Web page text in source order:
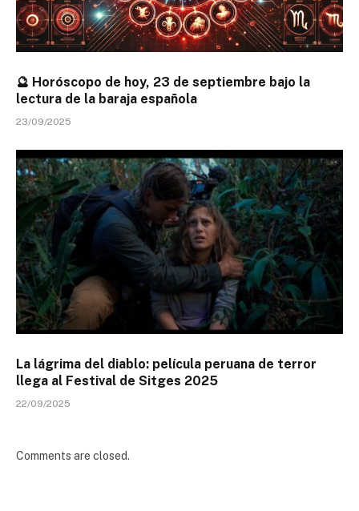
🔮 Horóscopo de hoy, 23 de septiembre bajo la
lectura de la baraja española
23/09/2025
La lágrima del diablo: película peruana de terror
llega al Festival de Sitges 2025
22/09/2025
Comments are closed.